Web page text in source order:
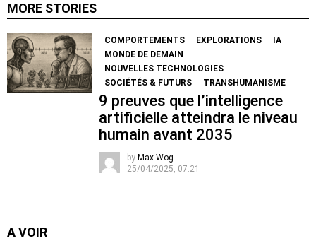
MORE STORIES
COMPORTEMENTS EXPLORATIONS
IA
MONDE DE DEMAIN
NOUVELLES TECHNOLOGIES
SOCIÉTÉS & FUTURS
TRANSHUMANISME
9 preuves que l’intelligence
artificielle atteindra le niveau
humain avant 2035
by Max Wog
25/04/2025, 07:21
A VOIR